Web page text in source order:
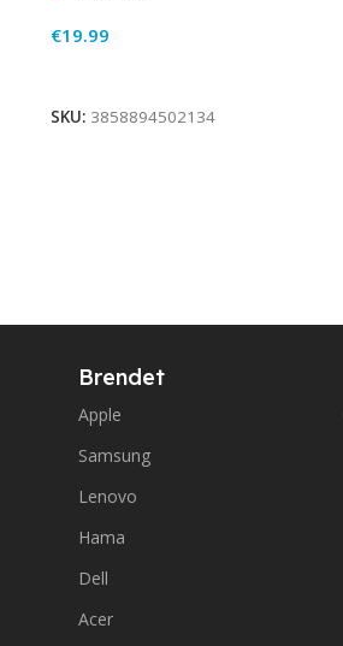
€19.99
SKU: 3858894502134
Brendet
Apple
Samsung
Lenovo
Hama
Dell
Acer